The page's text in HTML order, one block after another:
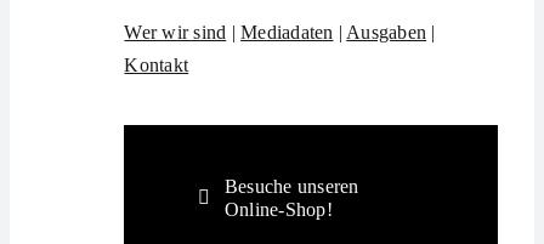
Wer wir sind |Mediadaten | Ausgaben |
Kontakt
Besuche unseren
Online-Shop!